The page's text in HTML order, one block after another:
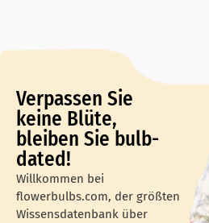
Verpassen Sie
keine Blüte,
bleiben Sie bulb-
dated!
Willkommen bei
flowerbulbs.com, der größten
Wissensdatenbank über